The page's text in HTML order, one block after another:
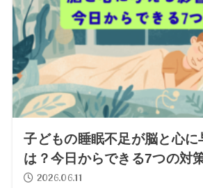
子どもの睡眠不足が脳と心に
は？今日からできる7つの対
2026.06.11